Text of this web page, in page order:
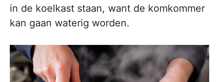
in de koelkast staan, want de komkommer
kan gaan waterig worden.